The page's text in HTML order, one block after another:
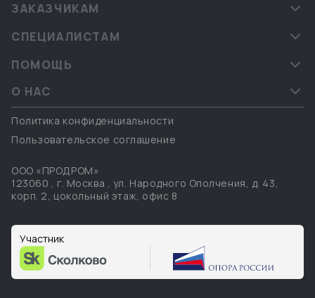
ЗАКАЗЧИКАМ
СПЕЦИАЛИСТАМ
ПОМОЩЬ
О НАС
Политика конфиденциальности
Пользовательское соглашение
ООО «ПРОДРОМ»
123060 , г. Москва , ул. Народного Ополчения, д. 43,
корп. 2, цокольный этаж, офис 8
Участник